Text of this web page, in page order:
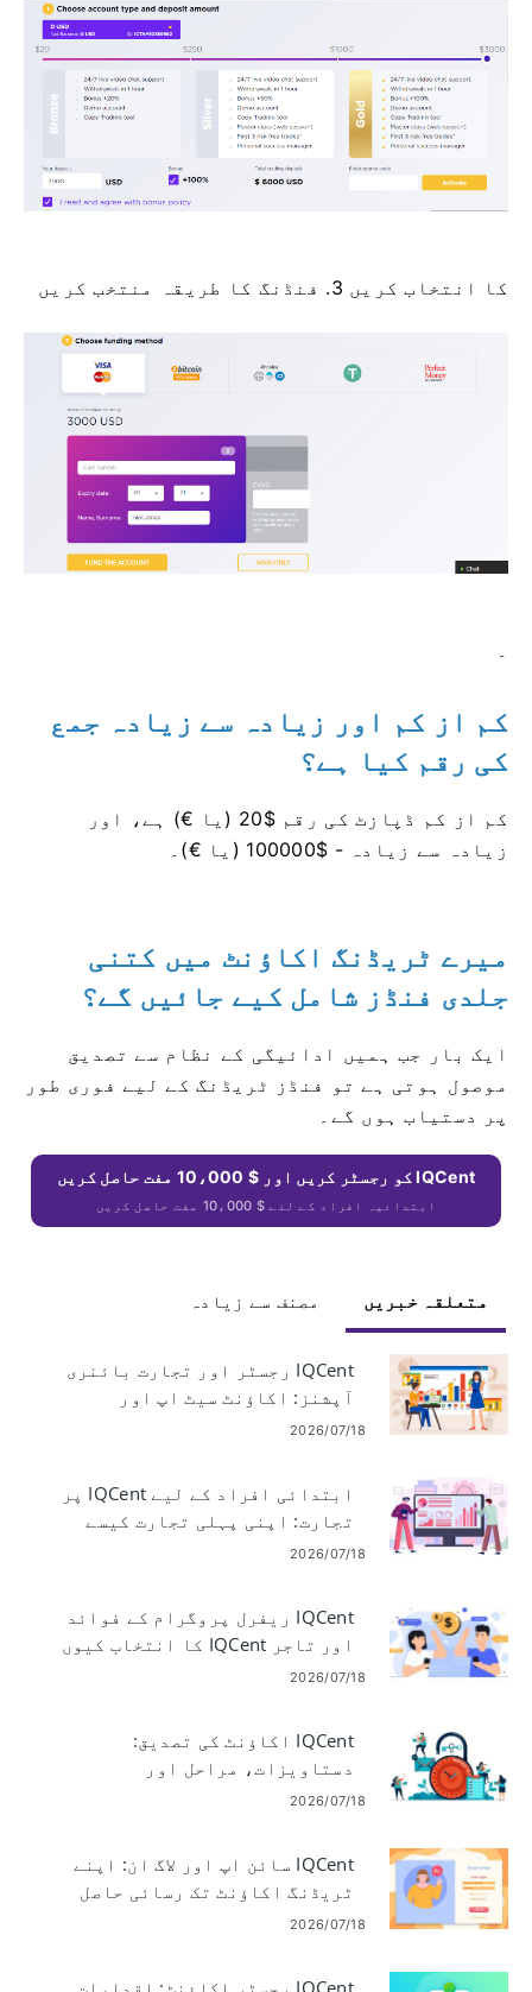
کا انتخاب کریں 3. فنڈنگ ​​کا طریقہ منتخب کریں
۔
کم از کم اور زیادہ سے زیادہ جمع
کی رقم کیا ہے؟
کم از کم ڈپازٹ کی رقم $20 (یا €) ہے، اور
زیادہ سے زیادہ - $100000 (یا €)۔
میرے ٹریڈنگ اکاؤنٹ میں کتنی
جلدی فنڈز شامل کیے جائیں گے؟
ایک بار جب ہمیں ادائیگی کے نظام سے تصدیق
موصول ہوتی ہے تو فنڈز ٹریڈنگ کے لیے فوری طور
پر دستیاب ہوں گے۔
IQCent کو رجسٹر کریں اور $ 10،000 مفت حاصل کریں
ابتدائیہ افراد کے لئے $ 10،000 مفت حاصل کریں
مصنف سے زیادہ متعلقہ خبریں
IQCent رجسٹر اور تجارت بائنری
آپشنز: اکاؤنٹ سیٹ اپ اور
ٹریڈنگ
2026/07/18
ابتدائی افراد کے لیے IQCent پر
تجارت: اپنی پہلی تجارت کیسے
کریں۔
2026/07/18
IQCent ریفرل پروگرام کے فوائد
اور تاجر IQCent کا انتخاب کیوں
کرتے ہیں۔
2026/07/18
IQCent اکاؤنٹ کی تصدیق:
دستاویزات، مراحل اور
پروسیسنگ کا وقت
2026/07/18
IQCent سائن اپ اور لاگ ان: اپنے
ٹریڈنگ اکاؤنٹ تک رسائی حاصل
کریں۔
2026/07/18